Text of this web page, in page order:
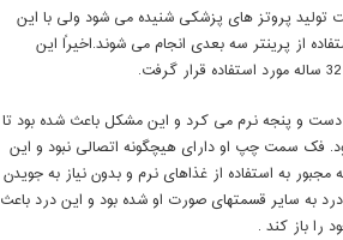
تولید پروتز های پزشکی شنیده می شود ولی با این
از پرینتر سه بعدی انجام می شوند.اخیراً این
و پنجه نرم می کرد و این مشکل باعث شده بود تا
فک سمت چپ او دارای هیچگونه اتصالی نبود و این
مجبور به استفاده از غذاهای نرم و بدون نیاز به جویدن
به سایر قسمتهای صورت او شده بود و این درد باعث
را باز کند .